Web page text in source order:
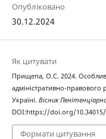
Опубліковано
30.12.2024
Як цитувати
Прищепа, О.С. 2024.
адміністративно-правового
Україні. Вісник
DOI:https://doi.org/10.34015/
Формати цитування